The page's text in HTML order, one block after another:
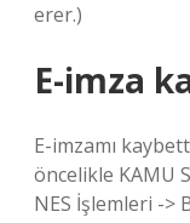
erer.)
E-imza
E-imzamı
öncelikle KAMU
NES İşlemleri ->